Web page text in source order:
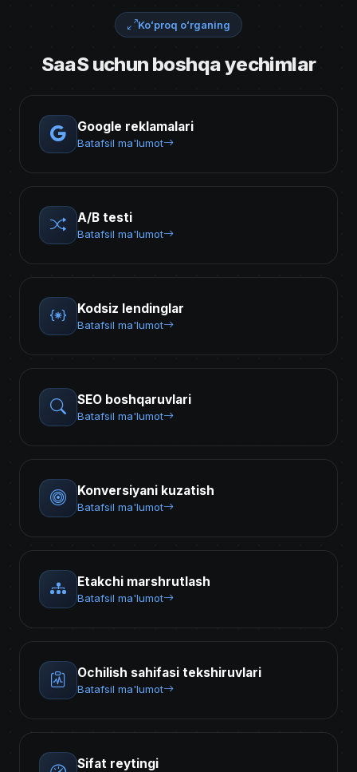
Koʻproq oʻrganing
SaaS uchun boshqa yechimlar
Google reklamalari
Batafsil ma'lumot
A/B testi
Batafsil ma'lumot
Kodsiz lendinglar
Batafsil ma'lumot
SEO boshqaruvlari
Batafsil ma'lumot
Konversiyani kuzatish
Batafsil ma'lumot
Etakchi marshrutlash
Batafsil ma'lumot
Ochilish sahifasi tekshiruvlari
Batafsil ma'lumot
Sifat reytingi